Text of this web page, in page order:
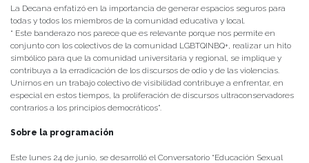
La Decana enfatizó en la importancia de generar espacios seguros para
todas y todos los miembros de la comunidad educativa y local.
“ Este banderazo nos parece que es relevante porque nos permite en
conjunto con los colectivos de la comunidad LGBTQINBQ+, realizar un hito
simbólico para que la comunidad universitaria y regional, se implique y
contribuya a la erradicación de los discursos de odio y de las violencias.
Unirnos en un trabajo colectivo de visibilidad contribuye a enfrentar, en
especial en estos tiempos, la proliferación de discursos ultraconservadores
contrarios a los principios democráticos”.
Sobre la programación
Este lunes 24 de junio, se desarrolló el Conversatorio “Educación Sexual